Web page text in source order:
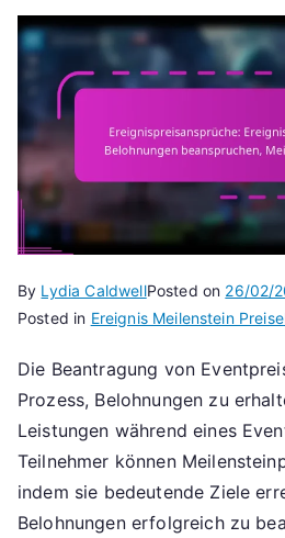
By Lydia CaldwellPosted on 26/02/
Posted in Ereignis Meilenstein Preise
Die Beantragung von
Prozess, Belohnungen zu
Leistungen während eines
Teilnehmer können
indem sie bedeutende Ziele
Belohnungen erfolgreich zu